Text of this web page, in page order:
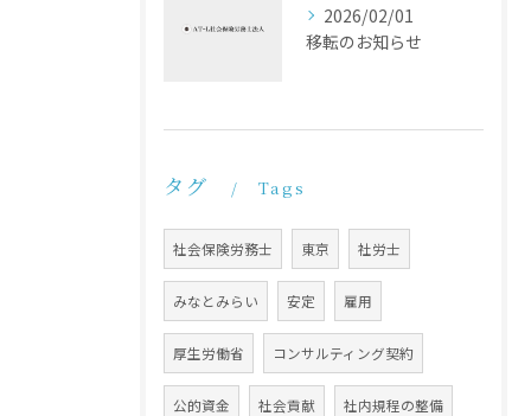
2026/02/01
移転のお知らせ
タグ Tags
社会保険労務士 東京 社労士
みなとみらい 安定 雇用
厚生労働省 コンサルティング契約
公的資金 社会貢献 社内規程の整備